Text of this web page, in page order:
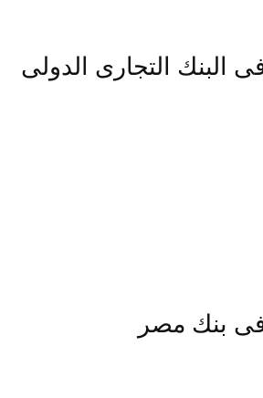
البنك التجارى الدولى
فى بنك مصر